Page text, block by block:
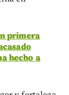
primera
hecho a